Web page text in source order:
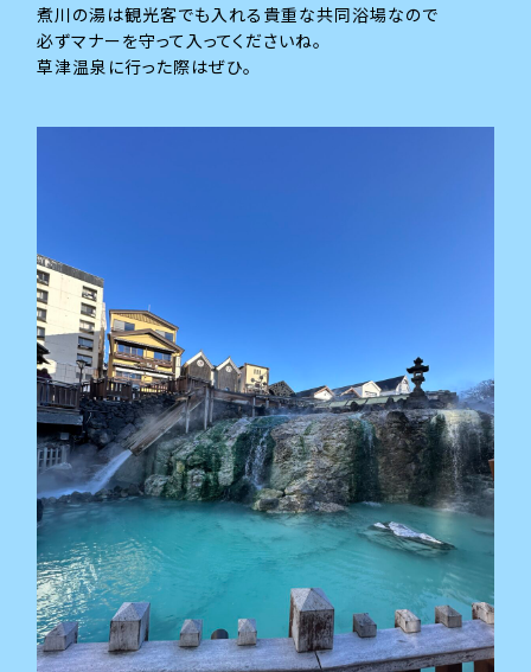
煮川の湯は観光客でも入れる貴重な共同浴場なので
必ずマナーを守って入ってくださいね。
草津温泉に行った際はぜひ。